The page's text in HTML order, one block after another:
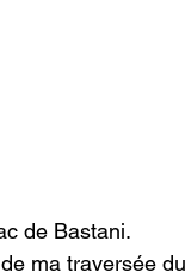
de Bastani.
ma traversée